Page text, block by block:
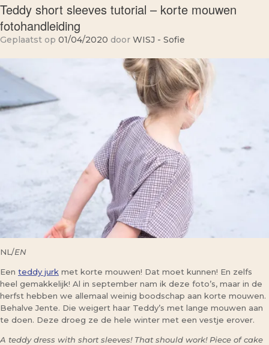
Teddy short sleeves tutorial – korte mouwen
fotohandleiding
Geplaatst op 01/04/2020 door WISJ - Sofie
NL/EN
Een teddy jurk met korte mouwen! Dat moet kunnen! En zelfs
heel gemakkelijk! Al in september nam ik deze foto’s, maar in de
herfst hebben we allemaal weinig boodschap aan korte mouwen.
Behalve Jente. Die weigert haar Teddy’s met lange mouwen aan
te doen. Deze droeg ze de hele winter met een vestje erover.
A teddy dress with short sleeves! That should work! Piece of cake